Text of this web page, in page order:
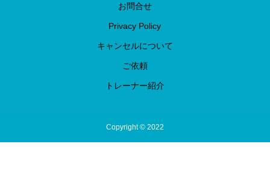
お問合せ
Privacy Policy
キャンセルについて
ご依頼
トレーナー紹介
Copyright © 2022